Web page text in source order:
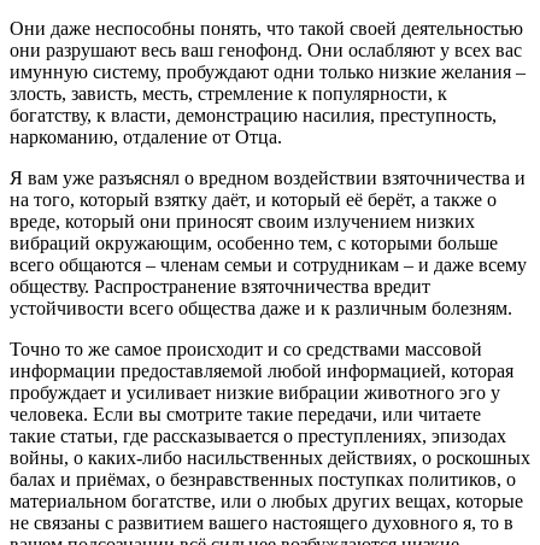
Они даже неспособны понять, что такой своей деятельностью
они разрушают весь ваш генофонд. Они ослабляют у всех вас
имунную систему, пробуждают одни только низкие желания –
злость, зависть, месть, стремление к популярности, к
богатству, к власти, демонстрацию насилия, преступность,
наркоманию, отдаление от Отца.
Я вам уже разъяснял о вредном воздействии взяточничества и
на того, который взятку даёт, и который её берёт, а также о
вреде, который они приносят своим излучением низких
вибраций окружающим, особенно тем, с которыми больше
всего общаются – членам семьи и сотрудникам – и даже всему
обществу. Распространение взяточничества вредит
устойчивости всего общества даже и к различным болезням.
Точно то же самое происходит и со средствами массовой
информации предоставляемой любой информацией, которая
пробуждает и усиливает низкие вибрации животного эго у
человека. Если вы смотрите такие передачи, или читаете
такие статьи, где рассказывается о преступлениях, эпизодах
войны, о каких-либо насильственных действиях, о роскошных
балах и приёмах, о безнравственных поступках политиков, о
материальном богатстве, или о любых других вещах, которые
не связаны с развитием вашего настоящего духовного я, то в